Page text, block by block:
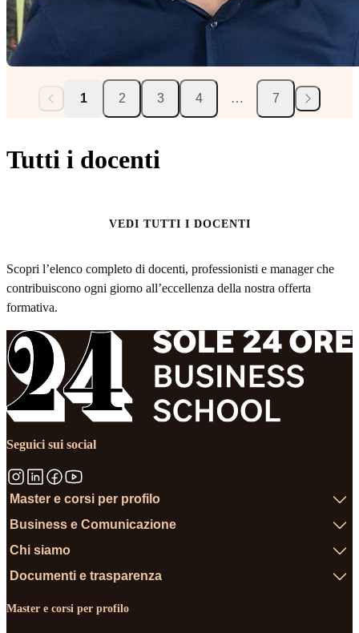
1 2 3 4 … 7
Tutti i docenti
VEDI TUTTI I DOCENTI
Scopri l’elenco completo di docenti, professionisti e manager che
contribuiscono ogni giorno all’eccellenza della nostra offerta
formativa.
Seguici sui social
Master e corsi per profilo
Business e Comunicazione
Chi siamo
Documenti e trasparenza
Master e corsi per profilo